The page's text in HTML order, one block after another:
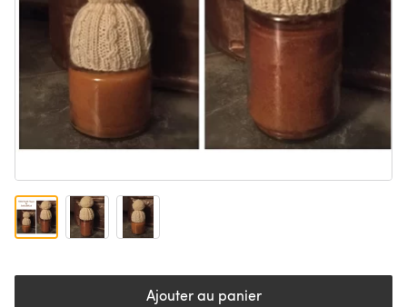
Ajouter au panier